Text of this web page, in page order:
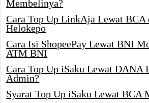
Membelinya?
Cara Top Up LinkAja Lewat BCA
Helokepo
Cara Isi ShopeePay Lewat BNI
ATM BNI
Cara Top Up iSaku Lewat DANA
Admin?
Syarat Top Up iSaku Lewat BCA